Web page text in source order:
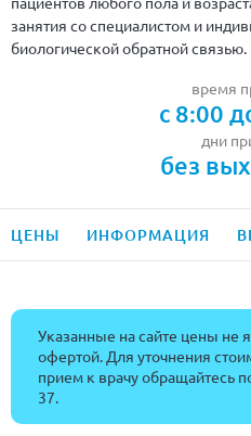
занятия со специалистом и
биологической обратной связью.
время
с 8:00
дни
без
ЦЕНЫ ИНФОРМАЦИЯ
Указанные на сайте цены не
офертой. Для уточнения
прием к врачу обращайтесь
37.